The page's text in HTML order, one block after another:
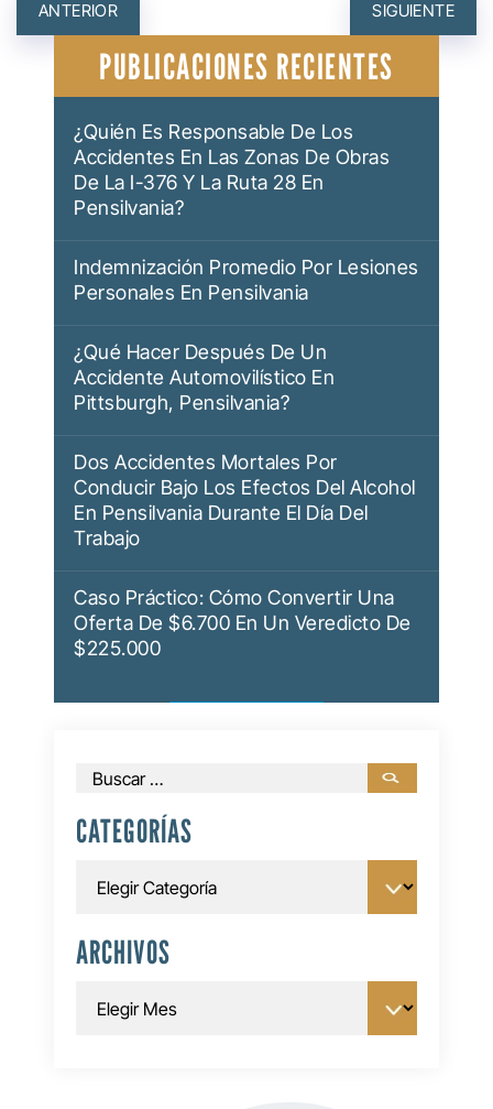
DE
ENTRADAS
ANTERIOR SIGUIENTE
PUBLICACIONES RECIENTES
¿Quién Es Responsable De Los
Accidentes En Las Zonas De Obras
De La I-376 Y La Ruta 28 En
Pensilvania?
Indemnización Promedio Por Lesiones
Personales En Pensilvania
¿Qué Hacer Después De Un
Accidente Automovilístico En
Pittsburgh, Pensilvania?
Dos Accidentes Mortales Por
Conducir Bajo Los Efectos Del Alcohol
En Pensilvania Durante El Día Del
Trabajo
Caso Práctico: Cómo Convertir Una
Oferta De $6.700 En Un Veredicto De
$225.000
Buscar:
CATEGORÍAS
ARCHIVOS